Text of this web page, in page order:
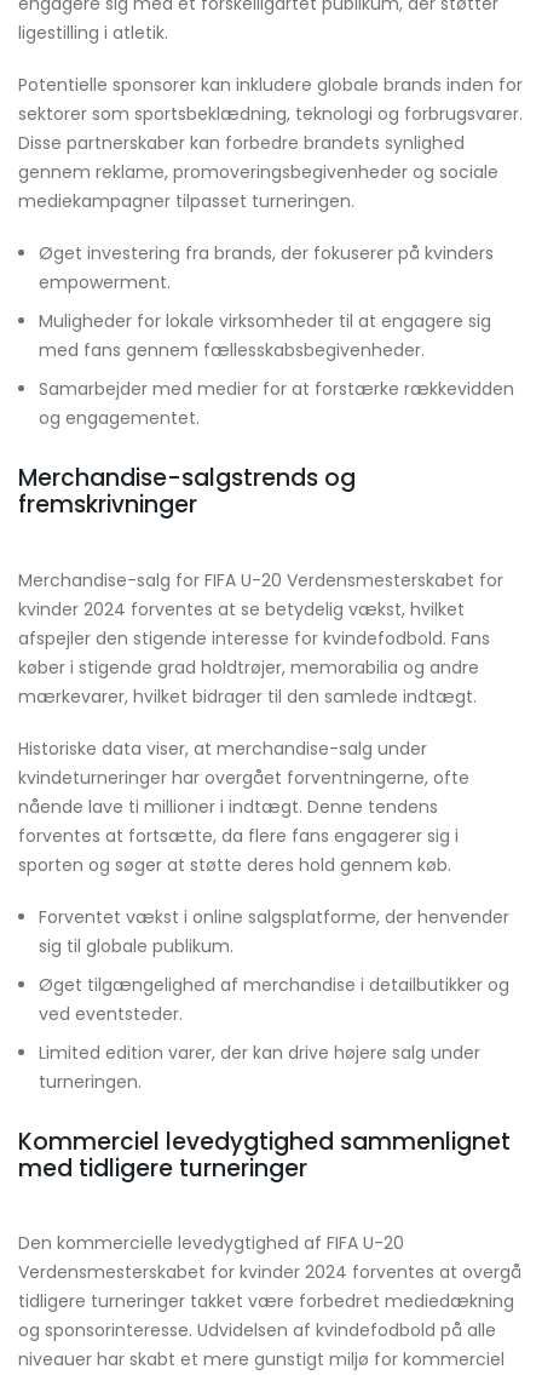
ligestilling i atletik.
Potentielle sponsorer kan inkludere globale brands inden for
sektorer som sportsbeklædning, teknologi og forbrugsvarer.
Disse partnerskaber kan forbedre brandets synlighed
gennem reklame, promoveringsbegivenheder og sociale
mediekampagner tilpasset turneringen.
Øget investering fra brands, der fokuserer på kvinders
empowerment.
Muligheder for lokale virksomheder til at engagere sig
med fans gennem fællesskabsbegivenheder.
Samarbejder med medier for at forstærke rækkevidden
og engagementet.
Merchandise-salgstrends og
fremskrivninger
Merchandise-salg for FIFA U-20 Verdensmesterskabet for
kvinder 2024 forventes at se betydelig vækst, hvilket
afspejler den stigende interesse for kvindefodbold. Fans
køber i stigende grad holdtrøjer, memorabilia og andre
mærkevarer, hvilket bidrager til den samlede indtægt.
Historiske data viser, at merchandise-salg under
kvindeturneringer har overgået forventningerne, ofte
nående lave ti millioner i indtægt. Denne tendens
forventes at fortsætte, da flere fans engagerer sig i
sporten og søger at støtte deres hold gennem køb.
Forventet vækst i online salgsplatforme, der henvender
sig til globale publikum.
Øget tilgængelighed af merchandise i detailbutikker og
ved eventsteder.
Limited edition varer, der kan drive højere salg under
turneringen.
Kommerciel levedygtighed sammenlignet
med tidligere turneringer
Den kommercielle levedygtighed af FIFA U-20
Verdensmesterskabet for kvinder 2024 forventes at overgå
tidligere turneringer takket være forbedret mediedækning
og sponsorinteresse. Udvidelsen af kvindefodbold på alle
niveauer har skabt et mere gunstigt miljø for kommerciel